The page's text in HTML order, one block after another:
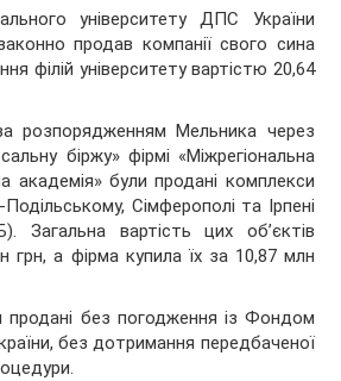
університету ДПС України
продав компанії свого сина
філій університету вартістю 20,64
розпорядженням Мельника через
біржу» фірмі «Міжрегіональна
академія» були продані комплекси
Подільському, Сімферополі та Ірпені
Загальна вартість цих об’єктів
грн, а фірма купила їх за 10,87 млн
продані без погодження із Фондом
без дотримання передбаченої